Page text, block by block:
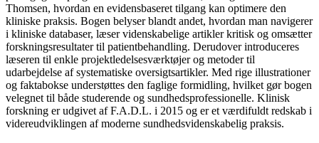
Thomsen, hvordan en evidensbaseret tilgang kan optimere den
kliniske praksis. Bogen belyser blandt andet, hvordan man navigerer
i kliniske databaser, læser videnskabelige artikler kritisk og omsætter
forskningsresultater til patientbehandling. Derudover introduceres
læseren til enkle projektledelsesværktøjer og metoder til
udarbejdelse af systematiske oversigtsartikler. Med rige illustrationer
og faktabokse understøttes den faglige formidling, hvilket gør bogen
velegnet til både studerende og sundhedsprofessionelle. Klinisk
forskning er udgivet af F.A.D.L. i 2015 og er et værdifuldt redskab i
videreudviklingen af moderne sundhedsvidenskabelig praksis.